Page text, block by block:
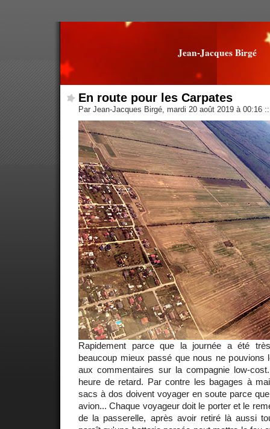
Jean-Jacques Birgé
En route pour les Carpates
Par Jean-Jacques Birgé, mardi 20 août 2019 à 00:16 ::
Rapidement parce que la journée a été
beaucoup mieux passé que nous ne pouvions
aux commentaires sur la compagnie low-
heure de retard. Par contre les bagages à
sacs à dos doivent voyager en soute parce
avion... Chaque voyageur doit le porter et le
de la passerelle, après avoir retiré là aussi